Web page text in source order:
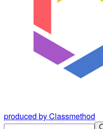
produced by Classmethod